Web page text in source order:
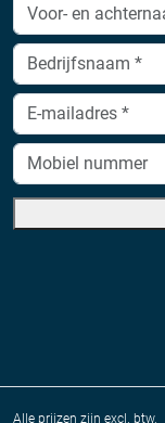
n
Alle prijzen zijn excl. btw.